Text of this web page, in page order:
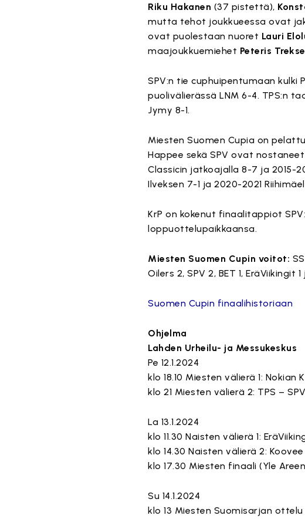
Riku Hakanen (37 pistettä),
mutta tehot joukkueessa ovat
ovat puolestaan nuoret Lauri
maajoukkuemiehet Peteris Trekse
SPV:n tie cuphuipentumaan kulki
puolivälierässä LNM 6-4. TPS:n
Jymy 8-1.
Miesten Suomen Cupia on
Happee sekä SPV ovat
Classicin jatkoajalla 8-7 ja 2015-
Ilveksen 7-1 ja 2020-2021
KrP on kokenut finaalitappiot
loppuottelupaikkaansa.
Miesten Suomen Cupin voitot:
Oilers 2, SPV 2, BET 1, EräViikingit
Suomen Cupin finaalihistoriaan
Ohjelma
Lahden Urheilu- ja Messukeskus
Pe 12.1.2024
klo 18.10 Miesten välierä 1: Nokian
klo 21 Miesten välierä 2: TPS –
La 13.1.2024
klo 11.30 Naisten välierä 1:
klo 14.30 Naisten välierä 2:
klo 17.30 Miesten finaali (Yle
Su 14.1.2024
klo 13 Miesten Suomisarjan ottelu